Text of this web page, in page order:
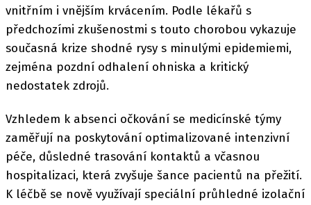
vnitřním i vnějším krvácením. Podle lékařů s
předchozími zkušenostmi s touto chorobou vykazuje
současná krize shodné rysy s minulými epidemiemi,
zejména pozdní odhalení ohniska a kritický
nedostatek zdrojů.
Vzhledem k absenci očkování se medicínské týmy
zaměřují na poskytování optimalizované intenzivní
péče, důsledné trasování kontaktů a včasnou
hospitalizaci, která zvyšuje šance pacientů na přežití.
K léčbě se nově využívají speciální průhledné izolační